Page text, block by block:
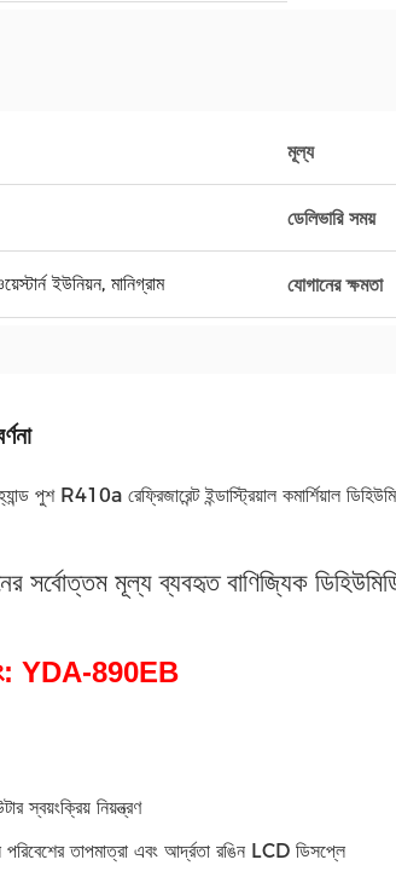
মূল্য
ডেলিভারি সময়
ইউনিয়ন, মানিগ্রাম যোগানের ক্ষমতা
পুশ R410a রেফ্রিজারেন্ট ইন্ডাস্ট্রিয়াল কমার্শিয়াল
সর্বোত্তম মূল্য ব্যবহৃত বাণিজ্যিক
YDA-890EB
স্বয়ংক্রিয় নিয়ন্ত্রণ
পরিবেশের তাপমাত্রা এবং আর্দ্রতা রঙিন LCD ডিসপ্লে